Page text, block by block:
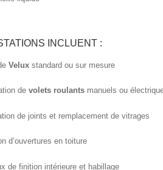
INCLUENT :
Velux standard ou sur mesure
de volets roulants manuels ou
de joints et remplacement de vitrages
d’ouvertures en toiture
de finition intérieure et habillage